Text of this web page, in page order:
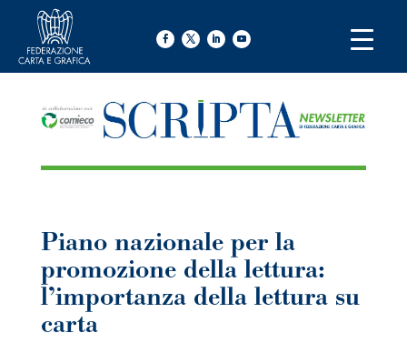
Piano nazionale per la
promozione della lettura:
l’importanza della lettura su
carta